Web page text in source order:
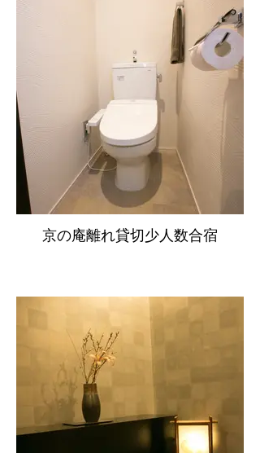
京の庵離れ貸切少人数合宿